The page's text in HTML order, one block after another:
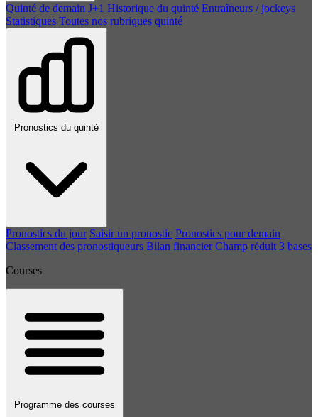
Quinté de demain J+1 Historique du quinté Entraîneurs / jockeys
Statistiques Toutes nos rubriques quinté
Pronostics du quinté
Pronostics du jour Saisir un pronostic Pronostics pour demain
Classement des pronostiqueurs Bilan financier Champ réduit 3 bases
Courses
Programme des courses